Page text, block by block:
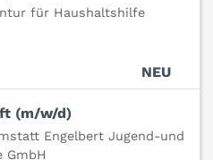
für Haushaltshilfe
NEU
(m/w/d)
Engelbert Jugend-und
GmbH